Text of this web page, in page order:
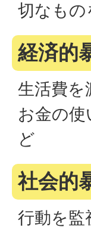
切なもの
経済的
生活費を
お金の
ど
社会的
行動を監